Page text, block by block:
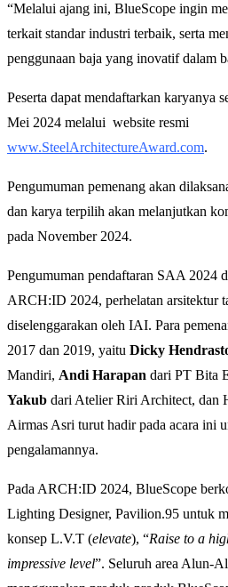
“Melalui ajang ini, BlueScope ingin
terkait standar industri terbaik, serta
penggunaan baja yang inovatif dalam
Peserta dapat mendaftarkan karyanya
Mei 2024 melalui website resmi
www.SteelArchitectureAward.com.
Pengumuman pemenang akan
dan karya terpilih akan melanjutkan
pada November 2024.
Pengumuman pendaftaran SAA 2024
ARCH:ID 2024, perhelatan arsitektur
diselenggarakan oleh IAI. Para
2017 dan 2019, yaitu Dicky
Mandiri, Andi Harapan dari PT Bita
Yakub dari Atelier Riri Architect, dan
Airmas Asri turut hadir pada acara ini
pengalamannya.
Pada ARCH:ID 2024, BlueScope
Lighting Designer, Pavilion.95 untuk
konsep L.V.T (elevate), “Raise to a
impressive level”. Seluruh area Alun-